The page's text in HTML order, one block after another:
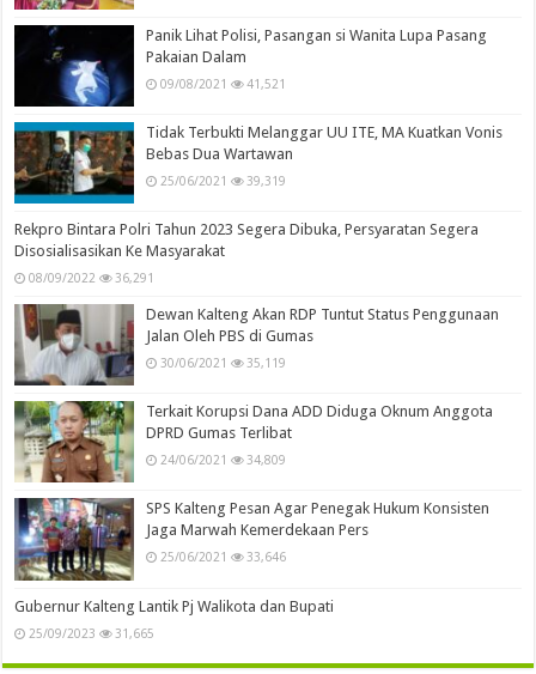
Panik Lihat Polisi, Pasangan si Wanita Lupa Pasang
Pakaian Dalam
09/08/2021 41,521
Tidak Terbukti Melanggar UU ITE, MA Kuatkan Vonis
Bebas Dua Wartawan
25/06/2021 39,319
Rekpro Bintara Polri Tahun 2023 Segera Dibuka, Persyaratan Segera
Disosialisasikan Ke Masyarakat
08/09/2022 36,291
Dewan Kalteng Akan RDP Tuntut Status Penggunaan
Jalan Oleh PBS di Gumas
30/06/2021 35,119
Terkait Korupsi Dana ADD Diduga Oknum Anggota
DPRD Gumas Terlibat
24/06/2021 34,809
SPS Kalteng Pesan Agar Penegak Hukum Konsisten
Jaga Marwah Kemerdekaan Pers
25/06/2021 33,646
Gubernur Kalteng Lantik Pj Walikota dan Bupati
25/09/2023 31,665